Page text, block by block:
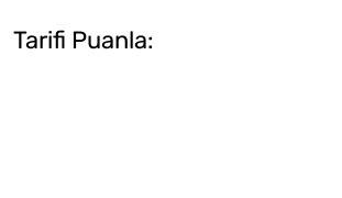
Tarifi Puanla: